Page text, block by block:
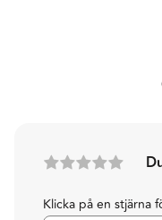
Klicka på en stjärna